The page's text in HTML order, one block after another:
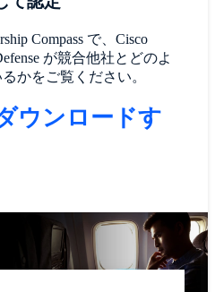
Compass で、Cisco
が競合他社とどのよ
かをご覧ください。
ウンロードす